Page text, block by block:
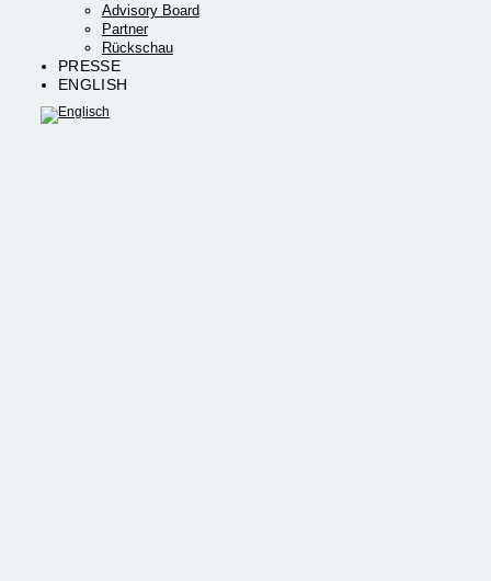
Advisory Board
Partner
Rückschau
PRESSE
ENGLISH